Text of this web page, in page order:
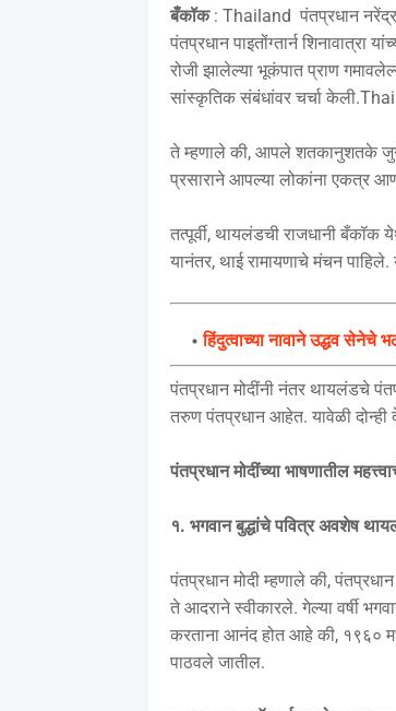
बँकॉक: Thailand पंतप्रधान नरेंद्र
पंतप्रधान पाइतोंग्तार्न शिनावात्रा
रोजी झालेल्या भूकंपात प्राण
सांस्कृतिक संबंधांवर चर्चा
ते म्हणाले की, आपले शतकानुशतके जुने
प्रसाराने आपल्या लोकांना एकत्र
तत्पूर्वी, थायलंडची राजधानी बँकॉक
यानंतर, थाई रामायणाचे मंचन
हिंदुत्वाच्या नावाने उद्धव
पंतप्रधान मोदींनी नंतर थायलंडचे
तरुण पंतप्रधान आहेत. यावेळी दोन्ही
पंतप्रधान मोदींच्या भाषणातील
१. भगवान बुद्धांचे पवित्र अवशेष
पंतप्रधान मोदी म्हणाले की, पंतप्रधान
ते आदराने स्वीकारले. गेल्या वर्षी
करताना आनंद होत आहे की, १९६०
पाठवले जातील.